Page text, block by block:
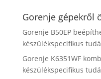
Gorenje gépekről
Gorenje B50EP
készülékspecifikus
Gorenje K6351WF
készülékspecifikus